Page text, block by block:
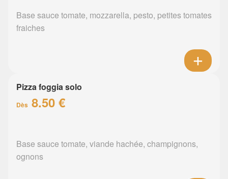
Base sauce tomate, mozzarella, pesto, petites tomates
fraiches
Pizza foggia solo
Dès 8.50 €
Base sauce tomate, viande hachée, champignons,
ognons